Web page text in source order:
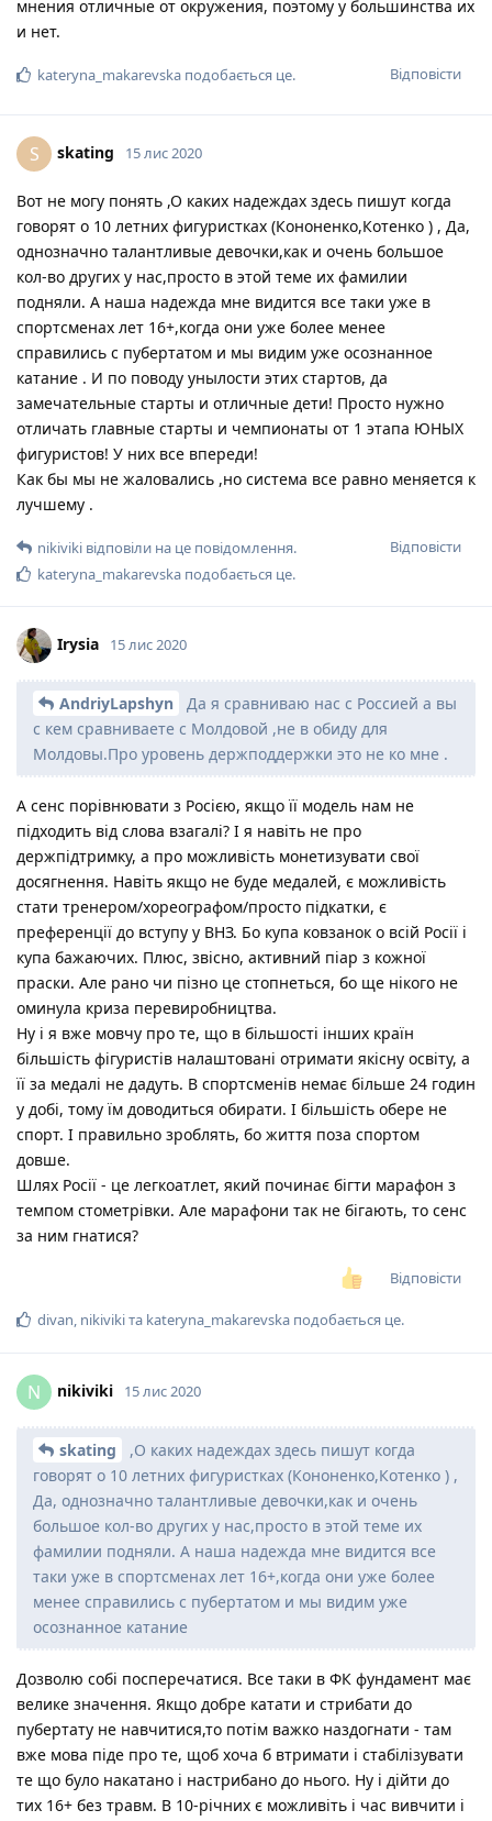
мнения отличные от окружения, поэтому у большинства их
и нет.
Відповісти
kateryna_makarevska подобається це.
S skating 15 лис 2020
Вот не могу понять ,О каких надеждах здесь пишут когда
говорят о 10 летних фигуристках (Кононенко,Котенко ) , Да,
однозначно талантливые девочки,как и очень большое
кол-во других у нас,просто в этой теме их фамилии
подняли. А наша надежда мне видится все таки уже в
спортсменах лет 16+,когда они уже более менее
справились с пубертатом и мы видим уже осознанное
катание . И по поводу унылости этих стартов, да
замечательные старты и отличные дети! Просто нужно
отличать главные старты и чемпионаты от 1 этапа ЮНЫХ
фигуристов! У них все впереди!
Как бы мы не жаловались ,но система все равно меняется к
лучшему .
Відповісти
nikiviki відповіли на це повідомлення.
kateryna_makarevska подобається це.
Irysia 15 лис 2020
AndriyLapshyn
Да я сравниваю нас с Россией а вы
с кем сравниваете с Молдовой ,не в обиду для
Молдовы.Про уровень держподдержки это не ко мне .
А сенс порівнювати з Росією, якщо її модель нам не
підходить від слова взагалі? І я навіть не про
держпідтримку, а про можливість монетизувати свої
досягнення. Навіть якщо не буде медалей, є можливість
стати тренером/хореографом/просто підкатки, є
преференції до вступу у ВНЗ. Бо купа ковзанок о всій Росії і
купа бажаючих. Плюс, звісно, активний піар з кожної
праски. Але рано чи пізно це стопнеться, бо ще нікого не
оминула криза перевиробництва.
Ну і я вже мовчу про те, що в більшості інших країн
більшість фігуристів налаштовані отримати якісну освіту, а
її за медалі не дадуть. В спортсменів немає більше 24 годин
у добі, тому їм доводиться обирати. І більшість обере не
спорт. І правильно зроблять, бо життя поза спортом
довше.
Шлях Росії - це легкоатлет, який починає бігти марафон з
темпом стометрівки. Але марафони так не бігають, то сенс
за ним гнатися?
Відповісти
divan, nikivikiта kateryna_makarevska подобається це.
N nikiviki 15 лис 2020
skating
,О каких надеждах здесь пишут когда
говорят о 10 летних фигуристках (Кононенко,Котенко ) ,
Да, однозначно талантливые девочки,как и очень
большое кол-во других у нас,просто в этой теме их
фамилии подняли. А наша надежда мне видится все
таки уже в спортсменах лет 16+,когда они уже более
менее справились с пубертатом и мы видим уже
осознанное катание
Дозволю собі посперечатися. Все таки в ФК фундамент має
велике значення. Якщо добре катати и стрибати до
пубертату не навчитися,то потім важко наздогнати - там
вже мова піде про те, щоб хоча б втримати і стабілізувати
те що було накатано і настрибано до нього. Ну і дійти до
тих 16+ без травм. В 10-річних є можливіть і час вивчити і